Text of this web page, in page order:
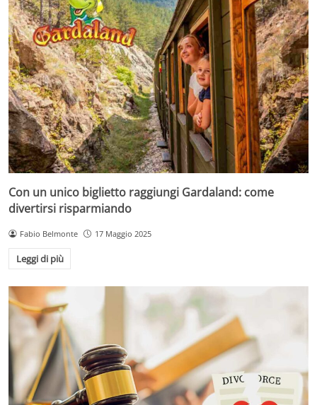
Con un unico biglietto raggiungi Gardaland: come
divertirsi risparmiando
Fabio Belmonte 17 Maggio 2025
Leggi di più